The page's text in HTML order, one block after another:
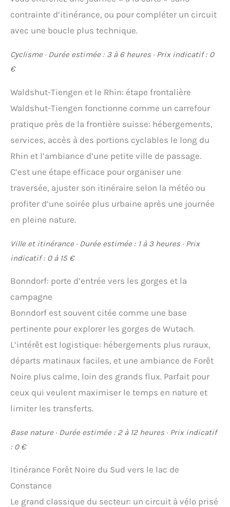
contrainte d’itinérance, ou pour compléter un circuit
avec une boucle plus technique.
Cyclisme · Durée estimée : 3 à 6 heures · Prix indicatif : 0
€
Waldshut-Tiengen et le Rhin: étape frontalière
Waldshut-Tiengen fonctionne comme un carrefour
pratique près de la frontière suisse: hébergements,
services, accès à des portions cyclables le long du
Rhin et l’ambiance d’une petite ville de passage.
C’est une étape efficace pour organiser une
traversée, ajuster son itinéraire selon la météo ou
profiter d’une soirée plus urbaine après une journée
en pleine nature.
Ville et itinérance · Durée estimée : 1 à 3 heures · Prix
indicatif : 0 à 15 €
Bonndorf: porte d’entrée vers les gorges et la
campagne
Bonndorf est souvent citée comme une base
pertinente pour explorer les gorges de Wutach.
L’intérêt est logistique: hébergements plus ruraux,
départs matinaux faciles, et une ambiance de Forêt
Noire plus calme, loin des grands flux. Parfait pour
ceux qui veulent maximiser le temps en nature et
limiter les transferts.
Base nature · Durée estimée : 2 à 12 heures · Prix indicatif
: 0 €
Itinérance Forêt Noire du Sud vers le lac de
Constance
Le grand classique du secteur: un circuit à vélo prisé